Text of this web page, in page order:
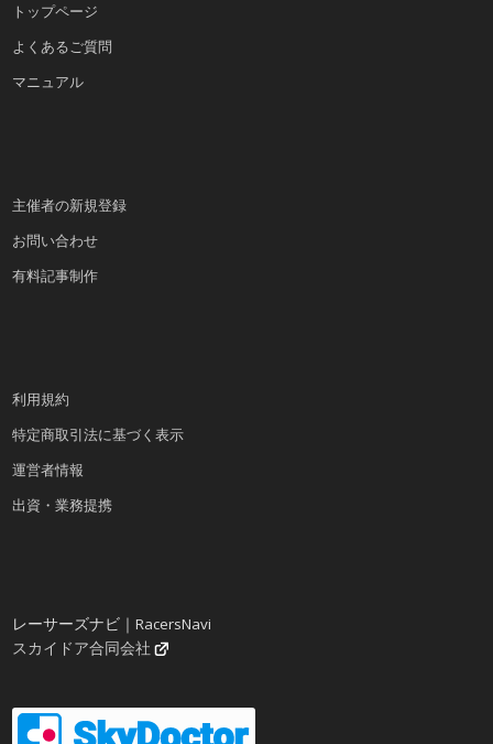
トップページ
よくあるご質問
マニュアル
主催者の新規登録
お問い合わせ
有料記事制作
利用規約
特定商取引法に基づく表示
運営者情報
出資・業務提携
レーサーズナビ｜RacersNavi
スカイドア合同会社